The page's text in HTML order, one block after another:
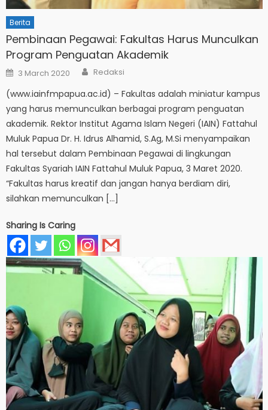
Berita
Pembinaan Pegawai: Fakultas Harus Munculkan
Program Penguatan Akademik
Posted
on
3 March 2020 Author
Redaksi
(www.iainfmpapua.ac.id) – Fakultas adalah miniatur kampus
yang harus memunculkan berbagai program penguatan
akademik. Rektor Institut Agama Islam Negeri (IAIN) Fattahul
Muluk Papua Dr. H. Idrus Alhamid, S.Ag, M.Si menyampaikan
hal tersebut dalam Pembinaan Pegawai di lingkungan
Fakultas Syariah IAIN Fattahul Muluk Papua, 3 Maret 2020.
“Fakultas harus kreatif dan jangan hanya berdiam diri,
silahkan memunculkan […]
Sharing Is Caring